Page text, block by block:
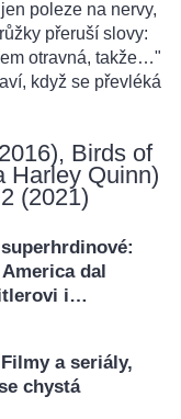
poleze na nervy,
přeruší slovy:
otravná, takže…"
když se převléká
Birds of
Harley Quinn)
(2021)
dal
i…
a seriály,
chystá